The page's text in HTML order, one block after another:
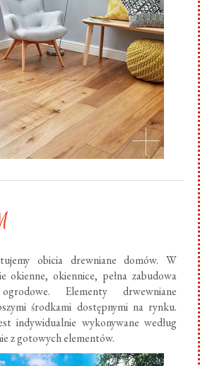
obicia drewniane domów. W
okienne, okiennice, pełna zabudowa
Elementy drwewniane
środkami dostępnymi na rynku.
indywidualnie wykonywane według
z gotowych elementów.